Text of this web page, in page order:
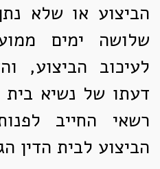
הביצוע או שלא
שלושה ימים
לעיכוב הביצוע,
דעתו של נשיא בית
רשאי החייב
הביצוע לבית הדין